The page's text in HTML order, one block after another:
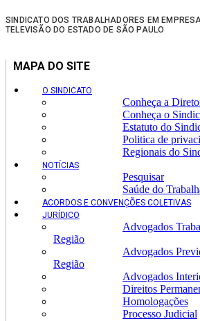
SINDICATO DOS TRABALHADORES EM
TELEVISÃO DO ESTADO DE SÃO PAULO
MAPA DO SITE
O SINDICATO
Conheça a
Conheça o
Estatuto do
Politica de
Regionais do
NOTÍCIAS
Pesquisar
Saúde do
ACORDOS E CONVENÇÕES COLETIVAS
JURÍDICO
Advogados
Região
Advogados
Região
Advogados
Direitos
Homologações
Processo Judicial